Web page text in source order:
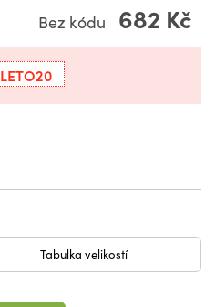
Bez kódu 682 Kč
LETO20
Tabulka velikostí